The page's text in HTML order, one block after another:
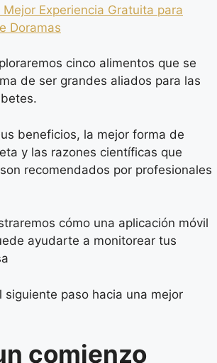
Mejor Experiencia Gratuita para
Doramas
cinco alimentos que se
de ser grandes aliados para las
beneficios, la mejor forma de
y las razones científicas que
recomendados por profesionales
cómo una aplicación móvil
ayudarte a monitorear tus
siguiente paso hacia una mejor
comienzo